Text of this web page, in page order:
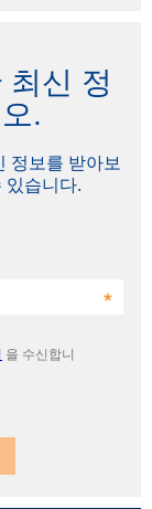
신 정
.
정보를 받아보
있습니다.
을 수신합니